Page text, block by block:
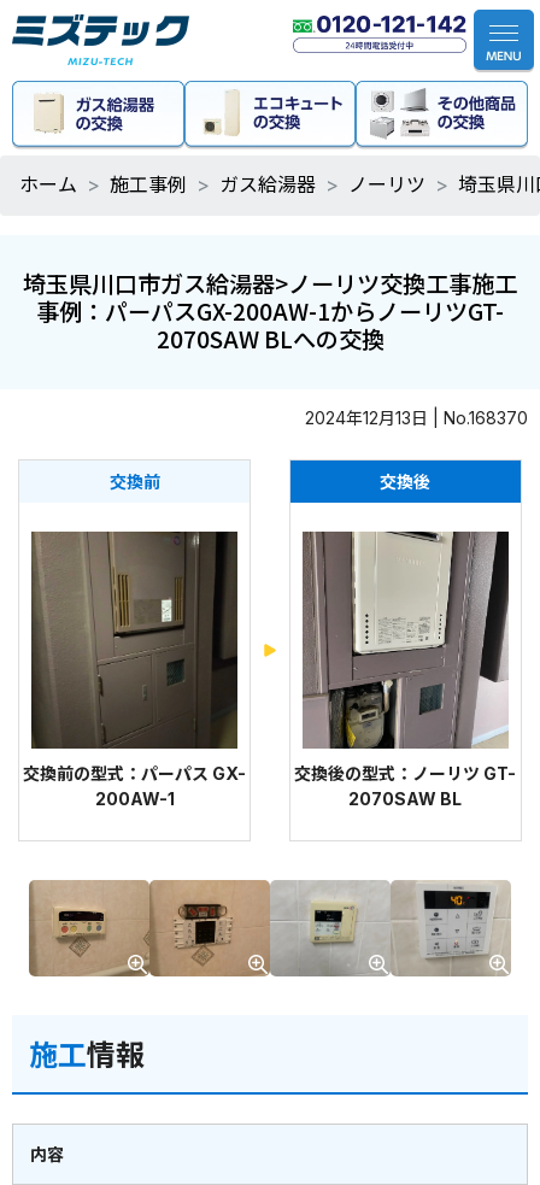
ホーム 施工事例 ガス給湯器 ノーリツ 埼玉県
埼玉県川口市ガス給湯器>ノーリツ交換工事施工
事例：パーパスGX-200AW-1からノーリツGT-
2070SAW BLへの交換
2024年12月13日 | No.168370
交換前
交換前の型式：パーパス GX-
200AW-1
交換後
交換後の型式：ノーリツ GT-
2070SAW BL
施工情報
内容